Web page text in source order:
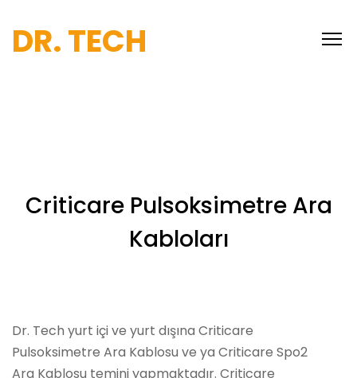
DR. TECH
Criticare Pulsoksimetre Ara
Kabloları
Dr. Tech yurt içi ve yurt dışına Criticare
Pulsoksimetre Ara Kablosu ve ya Criticare Spo2
Ara Kablosu temini yapmaktadır. Criticare